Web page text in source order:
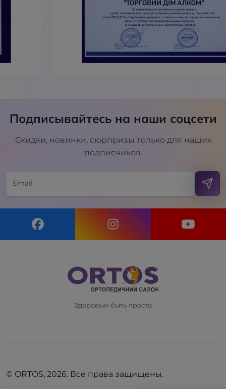
Подписывайтесь на наши соцсети
Скидки, новинки, сюрпризы только для наших
подписчиков.
Здоровым быть просто
© ORTOS, 2026. Все права защищены.